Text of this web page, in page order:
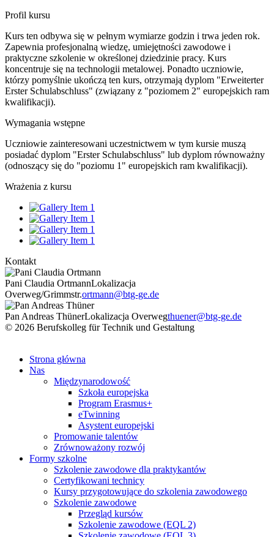
Profil kursu
Kurs ten odbywa się w pełnym wymiarze godzin i trwa jeden rok.
Zapewnia profesjonalną wiedzę, umiejętności zawodowe i
praktyczne szkolenie w określonej dziedzinie pracy. Kurs
koncentruje się na technologii metalowej. Ponadto uczniowie,
którzy pomyślnie ukończą ten kurs, otrzymają dyplom "Erweiterter
Erster Schulabschluss" (związany z "poziomem 2" europejskich ram
kwalifikacji).
Wymagania wstępne
Uczniowie zainteresowani uczestnictwem w tym kursie muszą
posiadać dyplom "Erster Schulabschluss" lub dyplom równoważny
(odnoszący się do "poziomu 1" europejskich ram kwalifikacji).
Wrażenia z kursu
Kontakt
Pani Claudia OrtmannLokalizacja
Overweg/Grimmstr.ortmann@btg-ge.de
Pan Andreas ThünerLokalizacja Overwegthuener@btg-ge.de
© 2026 Berufskolleg für Technik und Gestaltung
Strona główna
Nas
Międzynarodowość
Szkoła europejska
Program Erasmus+
eTwinning
Asystent europejski
Promowanie talentów
Zrównoważony rozwój
Formy szkolne
Szkolenie zawodowe dla praktykantów
Certyfikowani technicy
Kursy przygotowujące do szkolenia zawodowego
Szkolenie zawodowe
Przegląd kursów
Szkolenie zawodowe (EQL 2)